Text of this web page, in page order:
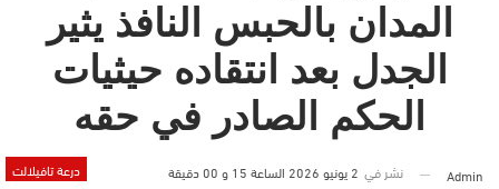
المدان بالحبس النافذ يثير
الجدل بعد انتقاده حيثيات
الحكم الصادر في حقه
درعة تافيلالت Admin نشر في 2 يونيو 2026 الساعة 15 و 00 دقيقة